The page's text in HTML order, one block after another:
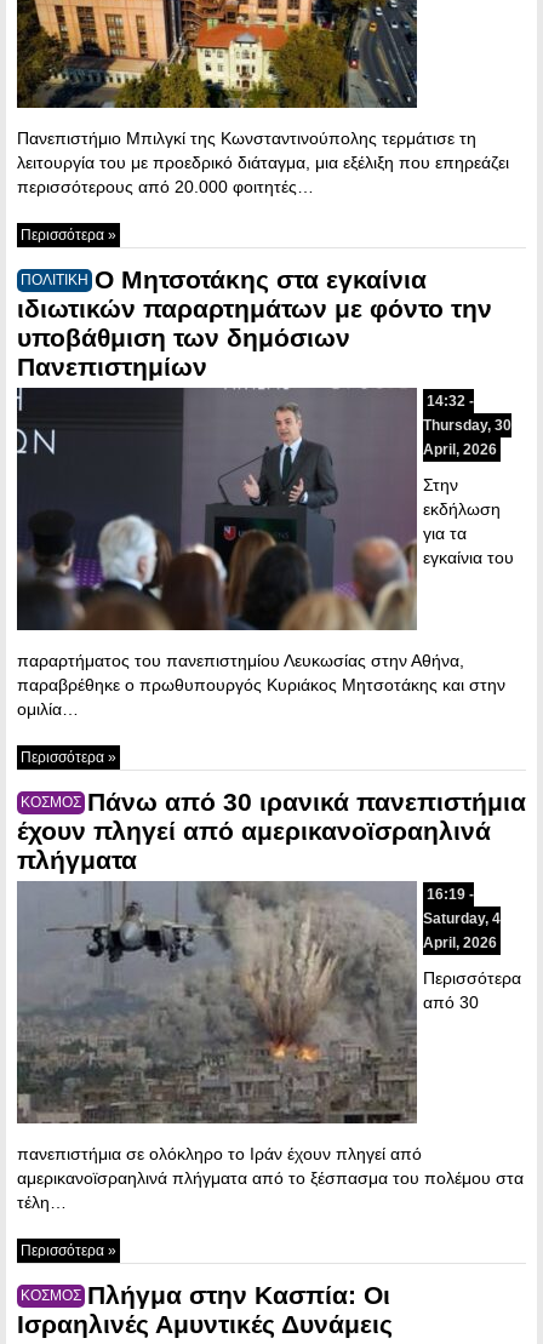
Πανεπιστήμιο Μπιλγκί της Κωνσταντινούπολης τερμάτισε τη
λειτουργία του με προεδρικό διάταγμα, μια εξέλιξη που επηρεάζει
περισσότερους από 20.000 φοιτητές…
Περισσότερα »
ΠΟΛΙΤΙΚΗ Ο Μητσοτάκης στα εγκαίνια
ιδιωτικών παραρτημάτων με φόντο την
υποβάθμιση των δημόσιων
Πανεπιστημίων
14:32 -
Thursday, 30
April, 2026
Στην
εκδήλωση
για τα
εγκαίνια του
παραρτήματος του πανεπιστημίου Λευκωσίας στην Αθήνα,
παραβρέθηκε ο πρωθυπουργός Κυριάκος Μητσοτάκης και στην
ομιλία…
Περισσότερα »
ΚΟΣΜΟΣ Πάνω από 30 ιρανικά πανεπιστήμια
έχουν πληγεί από αμερικανοϊσραηλινά
πλήγματα
16:19 -
Saturday, 4
April, 2026
Περισσότερα
από 30
πανεπιστήμια σε ολόκληρο το Ιράν έχουν πληγεί από
αμερικανοϊσραηλινά πλήγματα από το ξέσπασμα του πολέμου στα
τέλη…
Περισσότερα »
ΚΟΣΜΟΣ Πλήγμα στην Κασπία: Οι
Ισραηλινές Αμυντικές Δυνάμεις